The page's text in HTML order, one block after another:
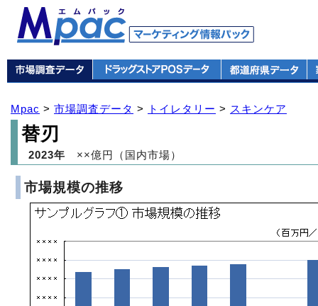
Mpac > 市場調査データ > トイレタリー > スキンケア
替刃
2023年 ××億円（国内市場）
市場規模の推移